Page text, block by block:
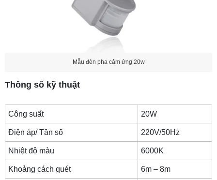
Mẫu đèn pha cảm ứng 20w
Thông số kỹ thuật
Công suất 20W
Điện áp/ Tần số 220V/50Hz
Nhiệt độ màu 6000K
Khoảng cách quét 6m – 8m